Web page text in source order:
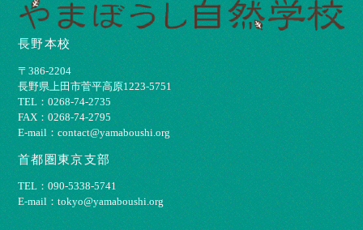
長野本校
〒386-2204
⻑野県上⽥市菅平⾼原1223-5751
TEL：0268-74-2735
FAX：0268-74-2795
E-mail：contact@yamaboushi.org
首都圏東京支部
TEL：090-5338-5741
E-mail：tokyo@yamaboushi.org